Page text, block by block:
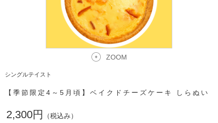
ZOOM
シングルテイスト
【季節限定4～5月頃】ベイクドチーズケーキ しらぬい
2,300円
（税込み）